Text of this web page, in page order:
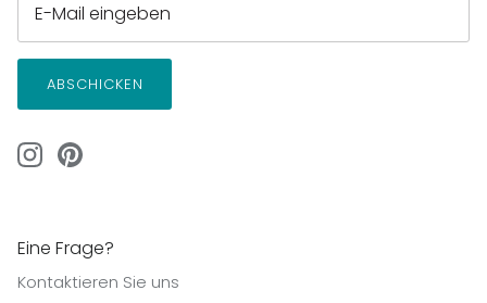
ABSCHICKEN
Eine Frage?
Kontaktieren Sie uns